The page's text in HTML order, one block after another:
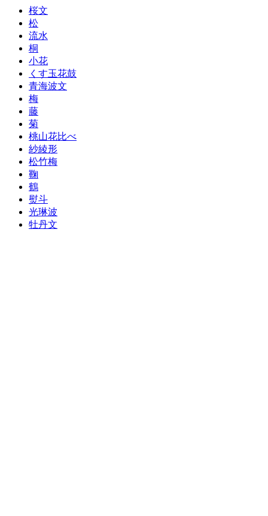
桜文
松
流水
桐
小花
くす玉花鼓
青海波文
梅
藤
菊
桃山花比べ
紗綾形
松竹梅
鞠
鶴
熨斗
光琳波
牡丹文